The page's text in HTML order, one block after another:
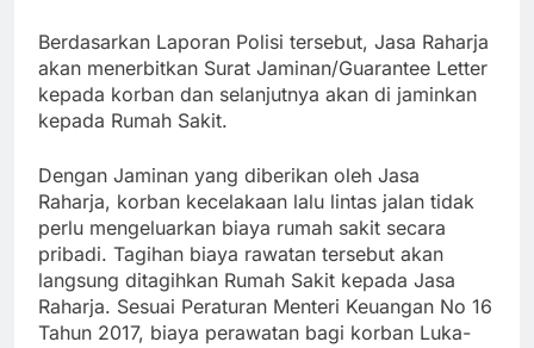
Berdasarkan Laporan Polisi tersebut, Jasa Raharja
akan menerbitkan Surat Jaminan/Guarantee Letter
kepada korban dan selanjutnya akan di jaminkan
kepada Rumah Sakit.
Dengan Jaminan yang diberikan oleh Jasa
Raharja, korban kecelakaan lalu lintas jalan tidak
perlu mengeluarkan biaya rumah sakit secara
pribadi. Tagihan biaya rawatan tersebut akan
langsung ditagihkan Rumah Sakit kepada Jasa
Raharja. Sesuai Peraturan Menteri Keuangan No 16
Tahun 2017, biaya perawatan bagi korban Luka-